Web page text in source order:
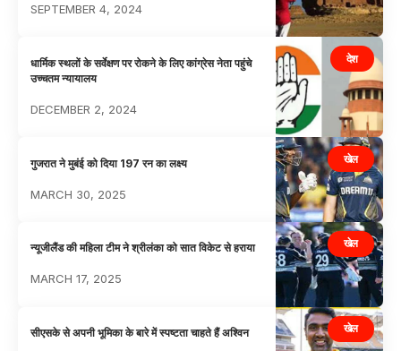
SEPTEMBER 4, 2024
देश
धार्मिक स्थलों के सर्वेक्षण पर रोकने के लिए कांग्रेस नेता पहुंचे
उच्चतम न्यायालय
DECEMBER 2, 2024
खेल
गुजरात ने मुबंई को दिया 197 रन का लक्ष्य
MARCH 30, 2025
खेल
न्यूजीलैंड की महिला टीम ने श्रीलंका को सात विकेट से हराया
MARCH 17, 2025
खेल
सीएसके से अपनी भूमिका के बारे में स्पष्टता चाहते हैं अश्विन